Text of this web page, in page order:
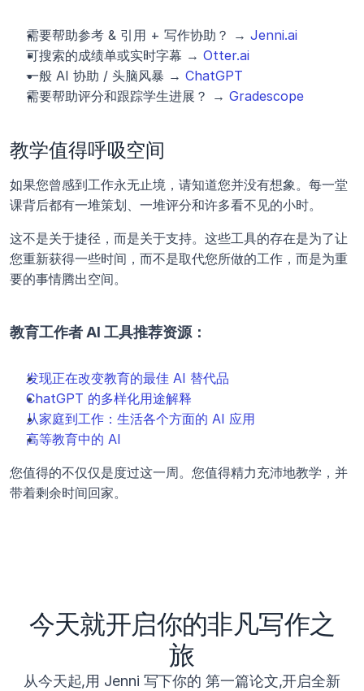
需要帮助参考 & 引用 + 写作协助？ → Jenni.ai
可搜索的成绩单或实时字幕 → Otter.ai
一般 AI 协助 / 头脑风暴 → ChatGPT
需要帮助评分和跟踪学生进展？ → Gradescope
教学值得呼吸空间
如果您曾感到工作永无止境，请知道您并没有想象。每一堂
课背后都有一堆策划、一堆评分和许多看不见的小时。
这不是关于捷径，而是关于支持。这些工具的存在是为了让
您重新获得一些时间，而不是取代您所做的工作，而是为重
要的事情腾出空间。
教育工作者 AI 工具推荐资源：
发现正在改变教育的最佳 AI 替代品
ChatGPT 的多样化用途解释
从家庭到工作：生活各个方面的 AI 应用
高等教育中的 AI
您值得的不仅仅是度过这一周。您值得精力充沛地教学，并
带着剩余时间回家。
今天就开启你的非凡写作之
旅
从今天起,用 Jenni 写下你的 第一篇论文,开启全新